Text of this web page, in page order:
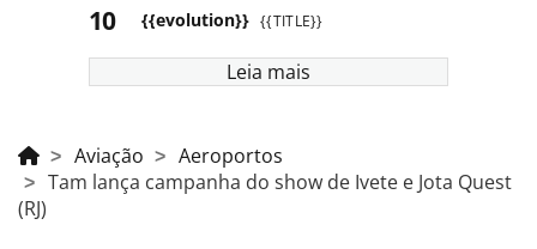
{{evolution}} {{TITLE}}
Leia mais
Aviação
Aeroportos
Tam lança campanha do show de Ivete e Jota Quest
(RJ)